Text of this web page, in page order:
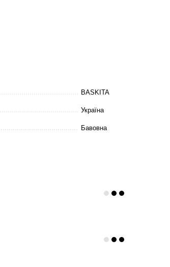
BASKITA
Україна
Бавовна